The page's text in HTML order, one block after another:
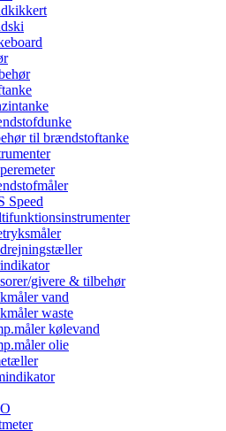
til brændstoftanke
Speed
givere & tilbehør
vand
waste
kølevand
olie